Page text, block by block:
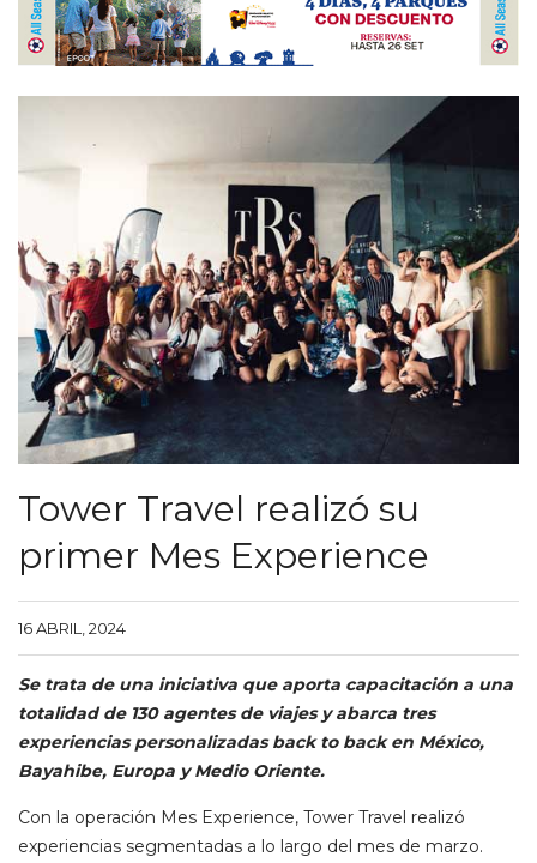
Tower Travel realizó su
primer Mes Experience
16 ABRIL, 2024
Se trata de una iniciativa que aporta capacitación a una
totalidad de 130 agentes de viajes y abarca tres
experiencias personalizadas back to back en México,
Bayahibe, Europa y Medio Oriente.
Con la operación Mes Experience, Tower Travel realizó
experiencias segmentadas a lo largo del mes de marzo.